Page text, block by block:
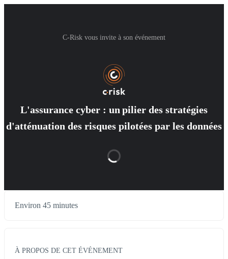
C-Risk vous invite à son événement
L'assurance cyber : un pilier des stratégies
d'atténuation des risques pilotées par les données
Environ 45 minutes
À PROPOS DE CET ÉVÉNEMENT